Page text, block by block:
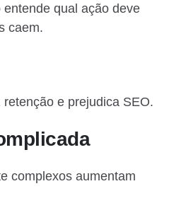
qual ação deve
caem.
e prejudica SEO.
complexos aumentam